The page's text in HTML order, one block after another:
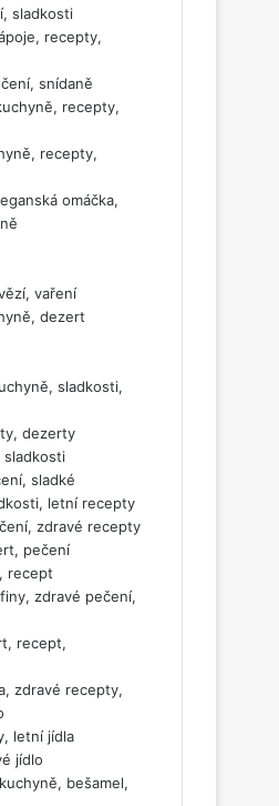
sladkosti
recepty,
snídaně
recepty,
recepty,
omáčka,
vaření
dezert
sladkosti,
dezerty
sladké
letní recepty
zdravé recepty
pečení
recept
zdravé pečení,
recept,
zdravé recepty,
letní jídla
jídlo
bešamel,